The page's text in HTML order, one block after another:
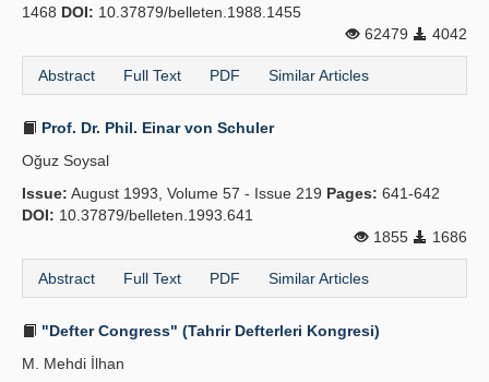
1468 DOI: 10.37879/belleten.1988.1455
62479
4042
Abstract Full Text PDF Similar Articles
Prof. Dr. Phil. Einar von Schuler
Oğuz Soysal
Issue: August 1993, Volume 57 - Issue 219 Pages: 641-642
DOI: 10.37879/belleten.1993.641
1855
1686
Abstract Full Text PDF Similar Articles
"Defter Congress" (Tahrir Defterleri Kongresi)
M. Mehdi İlhan